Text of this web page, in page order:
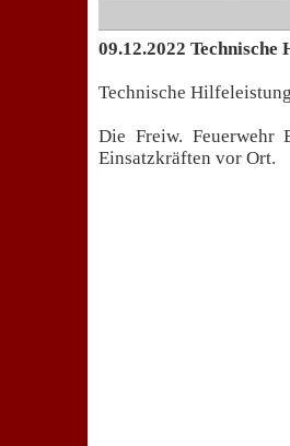
09.12.2022 Technische
Technische
Die Freiw. Feuerwehr
Einsatzkräften vor Ort.